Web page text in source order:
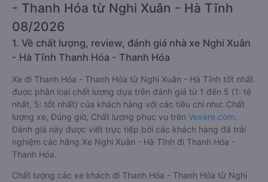
- Thanh Hóa từ Nghi Xuân - Hà Tĩnh
08/2026
1. Về chất lượng, review, đánh giá nhà xe Nghi Xuân
- Hà Tĩnh Thanh Hóa - Thanh Hóa
Xe đi Thanh Hóa - Thanh Hóa từ Nghi Xuân - Hà Tĩnh tốt nhất
được phân loại chất lượng dựa trên đánh giá từ 1 đến 5 (1: tệ
nhất, 5: tốt nhất) của khách hàng với các tiêu chí như: Chất
lượng xe, Đúng giờ, Chất lượng phục vụ trên Vexere.com.
Đánh giá này được viết trực tiếp bởi các khách hàng đã trải
nghiệm các hãng Xe Nghi Xuân - Hà Tĩnh đi Thanh Hóa -
Thanh Hóa.
Chất lượng các xe khách đi Thanh Hóa - Thanh Hóa từ Nghi